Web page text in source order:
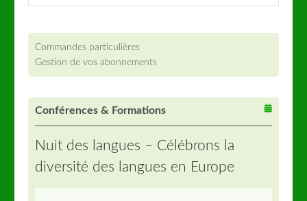
Commandes particulières
Gestion de vos abonnements
Conférences & Formations
Nuit des langues – Célébrons la
diversité des langues en Europe